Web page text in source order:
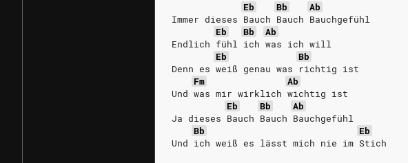
Eb
Bb
Ab
Immer dieses Bauch Bauch Bauchgefühl
Eb
Bb
Ab
Endlich fühl ich was ich will
Eb
Bb
Denn es weiß genau was richtig ist
Fm
Ab
Und was mir wirklich wichtig ist
Eb
Bb
Ab
Ja dieses Bauch Bauch Bauchgefühl
Bb
Eb
Und ich weiß es lässt mich nie im Stich